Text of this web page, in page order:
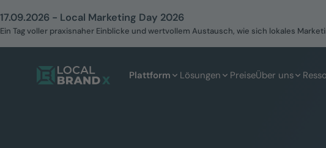
17.09.2026 - Local Marketing Day 2026
Ein Tag voller praxisnaher Einblicke und wertvollem Austausch, wie sich lokales
Plattform Lösungen PreiseÜber uns